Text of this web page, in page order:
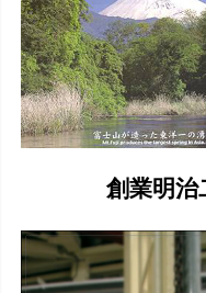
創業明治